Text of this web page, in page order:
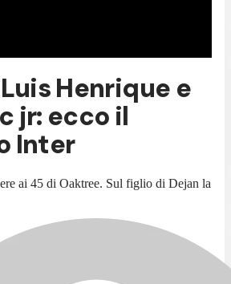
Henrique e
jr: ecco il
Inter
ai 45 di Oaktree. Sul figlio di Dejan la